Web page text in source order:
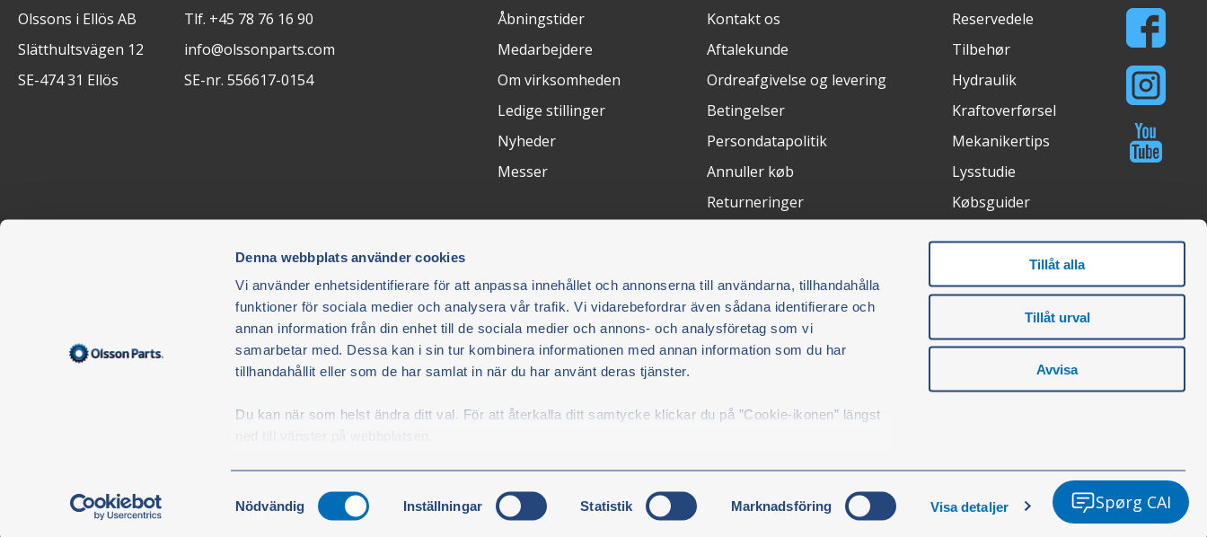
Denna webbplats använder cookies
Vi använder enhetsidentifierare för att anpassa innehållet och annonserna till användarna, tillhandahålla
funktioner för sociala medier och analysera vår trafik. Vi vidarebefordrar även sådana identifierare och
annan information från din enhet till de sociala medier och annons- och analysföretag som vi
samarbetar med. Dessa kan i sin tur kombinera informationen med annan information som du har
tillhandahållit eller som de har samlat in när du har använt deras tjänster.
Du kan när som helst ändra ditt val. För att återkalla ditt samtycke klickar du på ”Cookie-ikonen” längst
ned till vänster på webbplatsen.
Samtyckesval
Nödvändig Inställningar Statistik Marknadsföring Visa detaljer
Tillåt alla
Tillåt urval
Avvisa
Olssons i Ellös AB
Slätthultsvägen 12
SE-474 31 Ellös
Tlf. +45 78 76 16 90
info@olssonparts.com
SE-nr. 556617-0154
Åbningstider
Medarbejdere
Om virksomheden
Ledige stillinger
Nyheder
Messer
Kontakt os
Aftalekunde
Ordreafgivelse og levering
Betingelser
Persondatapolitik
Annuller køb
Returneringer
Reservedele
Tilbehør
Hydraulik
Kraftoverførsel
Mekanikertips
Lysstudie
Købsguider
Gå ikke glip af noget - tilmeld dig vores nyhedsbrev.
Nyhedsbrevet er gratis, og du kan enkelt afmelde dig, når du vil.
Jeg godkender og accepterer hermed Olsson i Ellös AB/Olsson
Skicka
Betalingsløsninger Leveringsmetode Certifications
Spørg CAI